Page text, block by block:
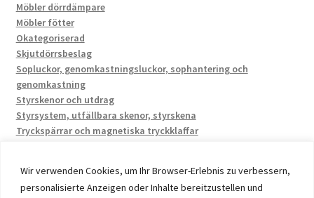
Wir verwenden Cookies, um Ihr Browser-Erlebnis zu verbessern,
personalisierte Anzeigen oder Inhalte bereitzustellen und
Möbler dörrdämpare
Möbler fötter
Okategoriserad
Skjutdörrsbeslag
Sopluckor, genomkastningsluckor, sophantering och
genomkastning
Styrskenor och utdrag
Styrsystem, utfällbara skenor, styrskena
Tryckspärrar och magnetiska tryckklaffar